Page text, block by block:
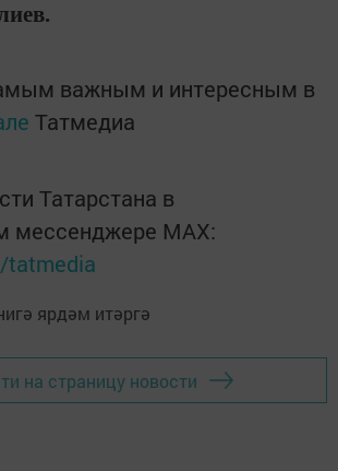
важным и интересным в
Татмедиа
Татарстана в
мессенджере MАХ:
tatmedia
на страницу новости